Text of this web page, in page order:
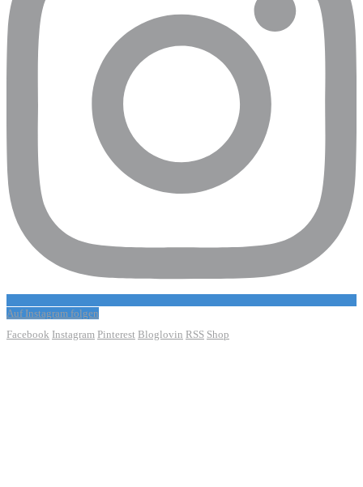
Auf Instagram folgen
Facebook Instagram Pinterest Bloglovin RSS Shop